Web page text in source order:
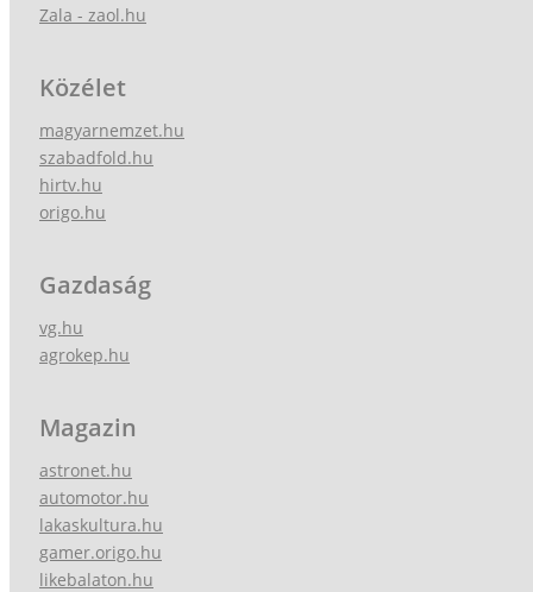
Zala - zaol.hu
Közélet
magyarnemzet.hu
szabadfold.hu
hirtv.hu
origo.hu
Gazdaság
vg.hu
agrokep.hu
Magazin
astronet.hu
automotor.hu
lakaskultura.hu
gamer.origo.hu
likebalaton.hu